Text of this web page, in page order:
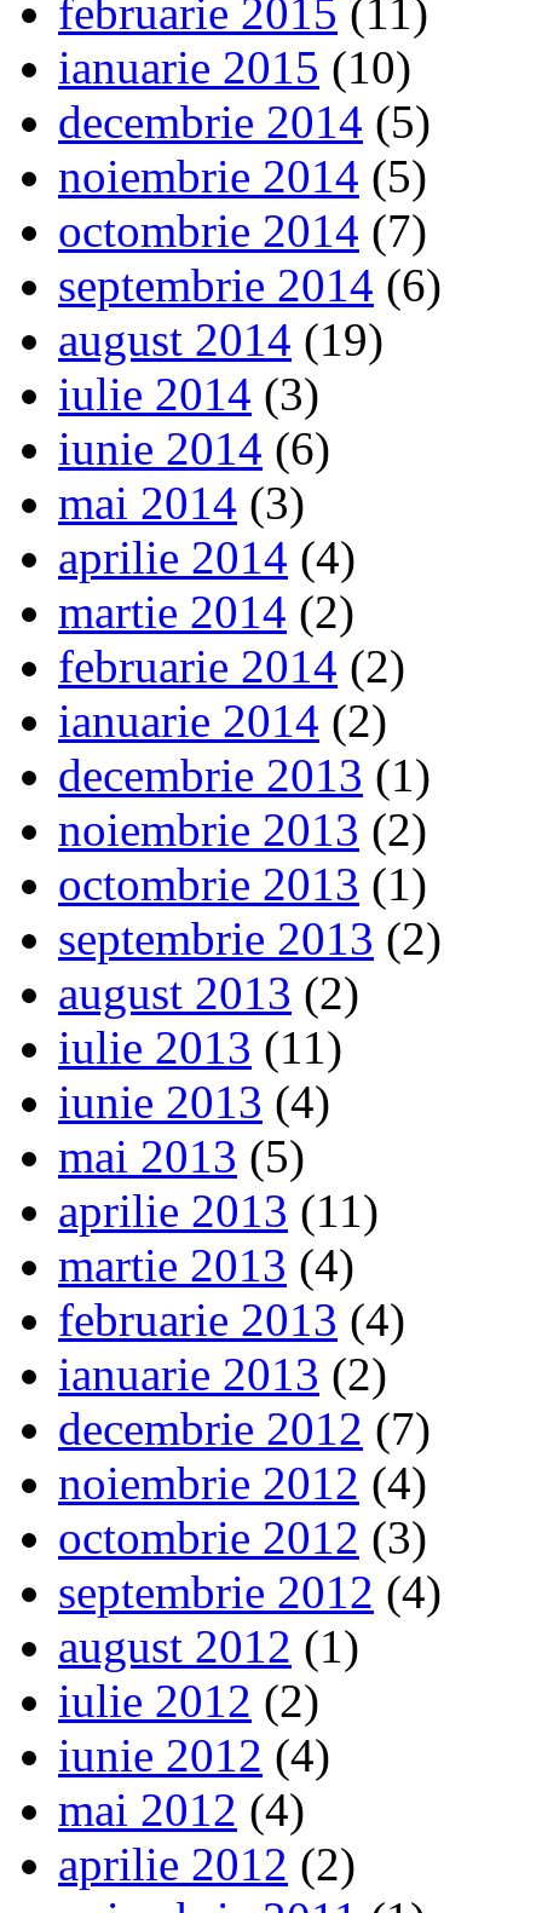
februarie 2015 (11)
ianuarie 2015 (10)
decembrie 2014 (5)
noiembrie 2014 (5)
octombrie 2014 (7)
septembrie 2014 (6)
august 2014 (19)
iulie 2014 (3)
iunie 2014 (6)
mai 2014 (3)
aprilie 2014 (4)
martie 2014 (2)
februarie 2014 (2)
ianuarie 2014 (2)
decembrie 2013 (1)
noiembrie 2013 (2)
octombrie 2013 (1)
septembrie 2013 (2)
august 2013 (2)
iulie 2013 (11)
iunie 2013 (4)
mai 2013 (5)
aprilie 2013 (11)
martie 2013 (4)
februarie 2013 (4)
ianuarie 2013 (2)
decembrie 2012 (7)
noiembrie 2012 (4)
octombrie 2012 (3)
septembrie 2012 (4)
august 2012 (1)
iulie 2012 (2)
iunie 2012 (4)
mai 2012 (4)
aprilie 2012 (2)